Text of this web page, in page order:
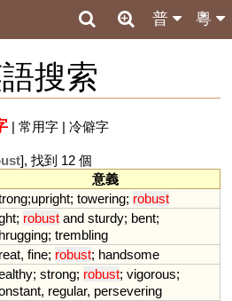
粵
普
搜索
| 常用字| 冷僻字
], 找到 12 個
意義
;upright; towering; robust
; robust and sturdy; bent;
; trembling
, fine; robust; handsome
; strong; robust; vigorous;
, regular, persevering